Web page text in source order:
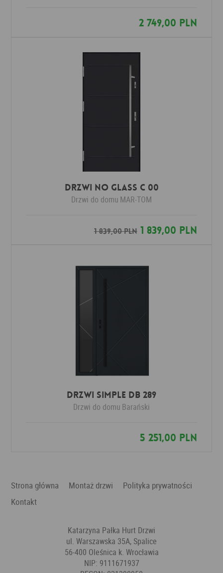
2 749,00 PLN
Drzwi No Glass C 00
Drzwi do domu MAR-TOM
1 839,00 PLN1 839,00 PLN
Drzwi SIMPLE DB 289
Drzwi do domu Barański
5 251,00 PLN
Strona główna Montaż drzwi
Polityka prywatności
Kontakt
Katarzyna Pałka Hurt Drzwi
ul. Warszawska 35A, Spalice
56-400 Oleśnica k. Wrocławia
NIP: 9111671937